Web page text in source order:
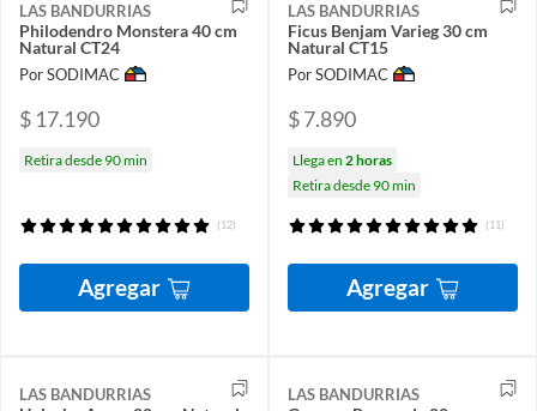
LAS BANDURRIAS
Philodendro Monstera 40 cm
Natural CT24
Por SODIMAC
$ 17.190
Retira desde 90 min
(12)
Agregar
LAS BANDURRIAS
Ficus Benjam Varieg 30 cm
Natural CT15
Por SODIMAC
$ 7.890
Llega en 2 horas
Retira desde 90 min
(11)
Agregar
LAS BANDURRIAS LAS BANDURRIAS